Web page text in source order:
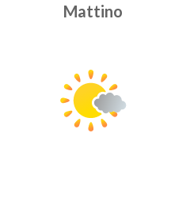
Mattino